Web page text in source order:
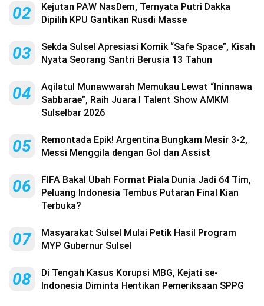
02
Kejutan PAW NasDem, Ternyata Putri Dakka
Dipilih KPU Gantikan Rusdi Masse
03
Sekda Sulsel Apresiasi Komik “Safe Space”, Kisah
Nyata Seorang Santri Berusia 13 Tahun
04
Aqilatul Munawwarah Memukau Lewat “Ininnawa
Sabbarae”, Raih Juara I Talent Show AMKM
Sulselbar 2026
05
Remontada Epik! Argentina Bungkam Mesir 3-2,
Messi Menggila dengan Gol dan Assist
06
FIFA Bakal Ubah Format Piala Dunia Jadi 64 Tim,
Peluang Indonesia Tembus Putaran Final Kian
Terbuka?
07
Masyarakat Sulsel Mulai Petik Hasil Program
MYP Gubernur Sulsel
08
Di Tengah Kasus Korupsi MBG, Kejati se-
Indonesia Diminta Hentikan Pemeriksaan SPPG